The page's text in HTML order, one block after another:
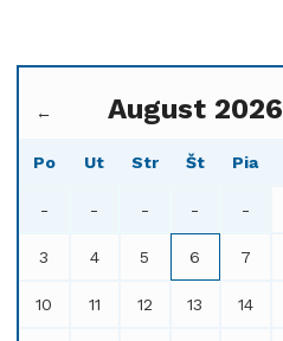
← August 2026
Po Ut Str Št Pia
- - - - -
3 4 5 6 7
10 11 12 13 14